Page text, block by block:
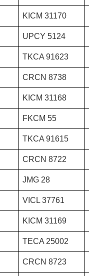
KICM 31170
UPCY 5124
TKCA 91623
CRCN 8738
KICM 31168
FKCM 55
TKCA 91615
CRCN 8722
JMG 28
VICL 37761
KICM 31169
TECA 25002
CRCN 8723